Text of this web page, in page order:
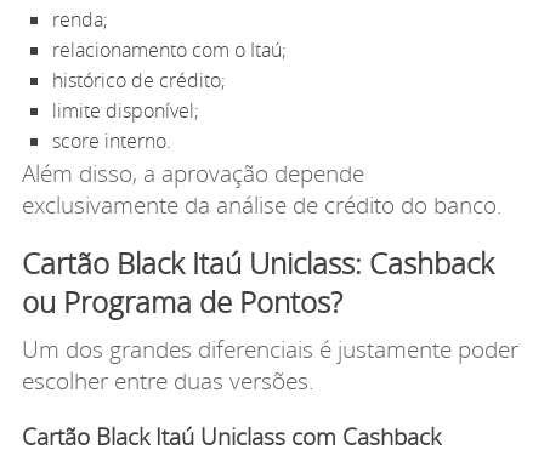
renda;
relacionamento com o Itaú;
histórico de crédito;
limite disponível;
score interno.
Além disso, a aprovação depende
exclusivamente da análise de crédito do banco.
Cartão Black Itaú Uniclass: Cashback
ou Programa de Pontos?
Um dos grandes diferenciais é justamente poder
escolher entre duas versões.
Cartão Black Itaú Uniclass com Cashback